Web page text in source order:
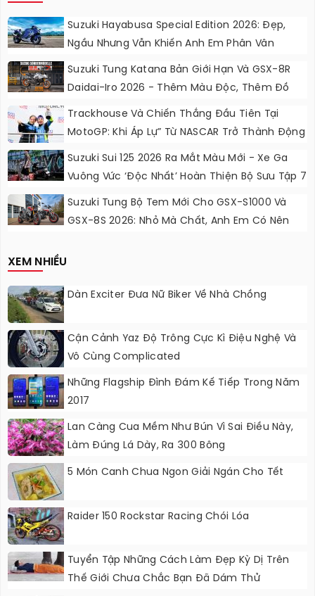
Suzuki Hayabusa Special Edition 2026: Đẹp,
Ngầu Nhưng Vẫn Khiến Anh Em Phân Vân
Suzuki Tung Katana Bản Giới Hạn Và GSX-8R
Daidai-Iro 2026 - Thêm Màu Độc, Thêm Đồ
Chơi, Thêm Cá Tính
Trackhouse Và Chiến Thắng Đầu Tiên Tại
MotoGP: Khi Áp Lự” Từ NASCAR Trở Thành Động
Lực Ngọt Ngào
Suzuki Sui 125 2026 Ra Mắt Màu Mới - Xe Ga
Vuông Vức ‘độc Nhất’ Hoàn Thiện Bộ Sưu Tập 7
Sắc Cầu Vồng
Suzuki Tung Bộ Tem Mới Cho GSX-S1000 Và
GSX-8S 2026: Nhỏ Mà Chất, Anh Em Có Nên
XEM NHIỀU
Dàn Exciter Đưa Nữ Biker Về Nhà Chồng
Cận Cảnh Yaz Độ Trông Cực Kì Điệu Nghệ Và
Vô Cùng Complicated
Những Flagship Đình Đám Kế Tiếp Trong Năm
2017
Lan Càng Cua Mềm Như Bún Vì Sai Điều Này,
Làm Đúng Lá Dày, Ra 300 Bông
5 Món Canh Chua Ngon Giải Ngán Cho Tết
Raider 150 Rockstar Racing Chói Lóa
Tuyển Tập Những Cách Làm Đẹp Kỳ Dị Trên
Thế Giới Chưa Chắc Bạn Đã Dám Thử